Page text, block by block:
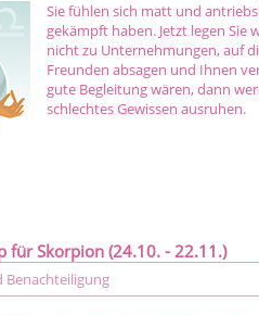
Sie fühlen sich matt und
gekämpft haben. Jetzt legen Sie
nicht zu Unternehmungen, auf
Freunden absagen und Ihnen
gute Begleitung wären, dann
schlechtes Gewissen ausruhen.
für Skorpion (24.10. - 22.11.)
Benachteiligung